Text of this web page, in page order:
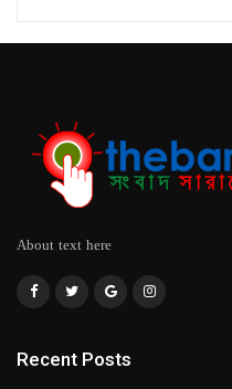
About text here
Recent Posts